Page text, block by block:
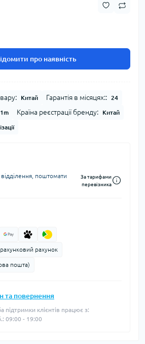
про наявність
Китай Гарантія в місяцях:: 24
1m Країна реєстрації бренду: Китай
поштомати
За тарифами
перевізника
рахунок
пошта)
та повернення
підтримки клієнтів працює з:
09:00 - 19:00